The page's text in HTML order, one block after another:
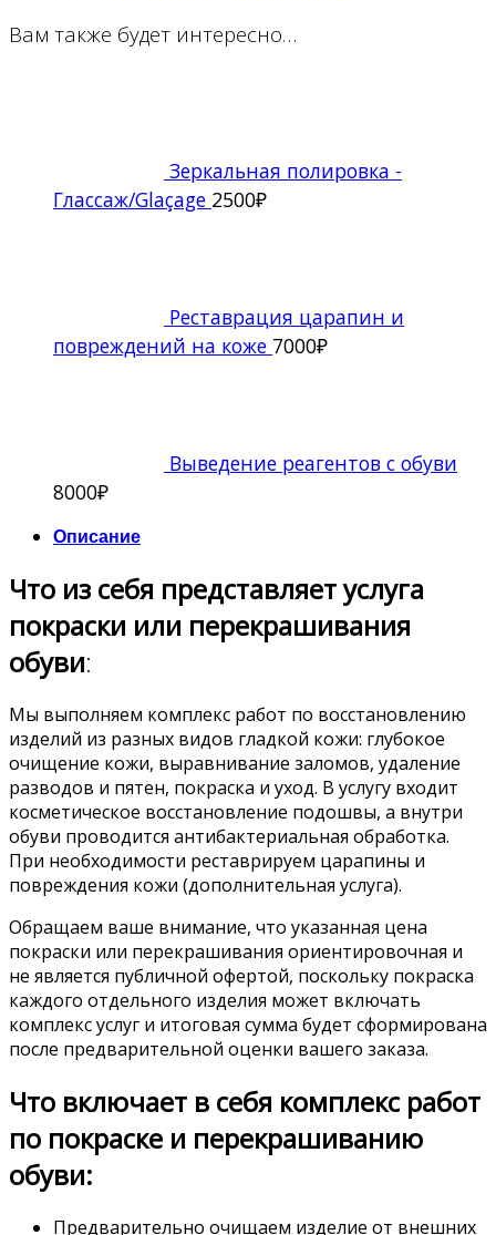
перекрашивание
Вам также будет интересно…
Зеркальная полировка -
Глассаж/Glaçage 2500₽
Реставрация царапин и
повреждений на коже 7000₽
Выведение реагентов с обуви
8000₽
Описание
Что из себя представляет услуга
покраски или перекрашивания
обуви:
Мы выполняем комплекс работ по восстановлению
изделий из разных видов гладкой кожи: глубокое
очищение кожи, выравнивание заломов, удаление
разводов и пятен, покраска и уход. В услугу входит
косметическое восстановление подошвы, а внутри
обуви проводится антибактериальная обработка.
При необходимости реставрируем царапины и
повреждения кожи (дополнительная услуга).
Обращаем ваше внимание, что указанная цена
покраски или перекрашивания ориентировочная и
не является публичной офертой, поскольку покраска
каждого отдельного изделия может включать
комплекс услуг и итоговая сумма будет сформирована
после предварительной оценки вашего заказа.
Что включает в себя комплекс работ
по покраске и перекрашиванию
обуви:
Предварительно очищаем изделие от внешних